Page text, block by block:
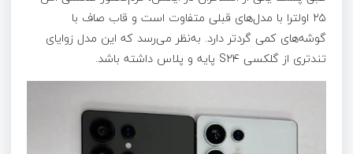
۲۵ اولترا با مدل‌های قبلی متفاوت است و قاب صاف با
گوشه‌های کمی گردتر دارد. به‌نظر می‌رسد که این مدل زوایای
تندتری از گلکسی S۲۴ پایه و پلاس داشته باشد.